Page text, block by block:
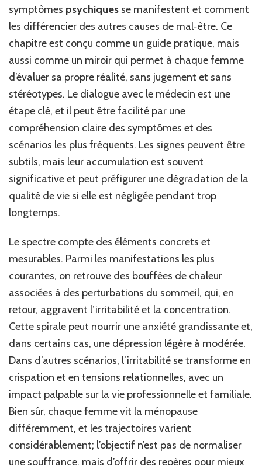
symptômes psychiques se manifestent et comment
les différencier des autres causes de mal‑être. Ce
chapitre est conçu comme un guide pratique, mais
aussi comme un miroir qui permet à chaque femme
d’évaluer sa propre réalité, sans jugement et sans
stéréotypes. Le dialogue avec le médecin est une
étape clé, et il peut être facilité par une
compréhension claire des symptômes et des
scénarios les plus fréquents. Les signes peuvent être
subtils, mais leur accumulation est souvent
significative et peut préfigurer une dégradation de la
qualité de vie si elle est négligée pendant trop
longtemps.
Le spectre compte des éléments concrets et
mesurables. Parmi les manifestations les plus
courantes, on retrouve des bouffées de chaleur
associées à des perturbations du sommeil, qui, en
retour, aggravent l’irritabilité et la concentration.
Cette spirale peut nourrir une anxiété grandissante et,
dans certains cas, une dépression légère à modérée.
Dans d’autres scénarios, l’irritabilité se transforme en
crispation et en tensions relationnelles, avec un
impact palpable sur la vie professionnelle et familiale.
Bien sûr, chaque femme vit la ménopause
différemment, et les trajectoires varient
considérablement; l’objectif n’est pas de normaliser
une souffrance, mais d’offrir des repères pour mieux